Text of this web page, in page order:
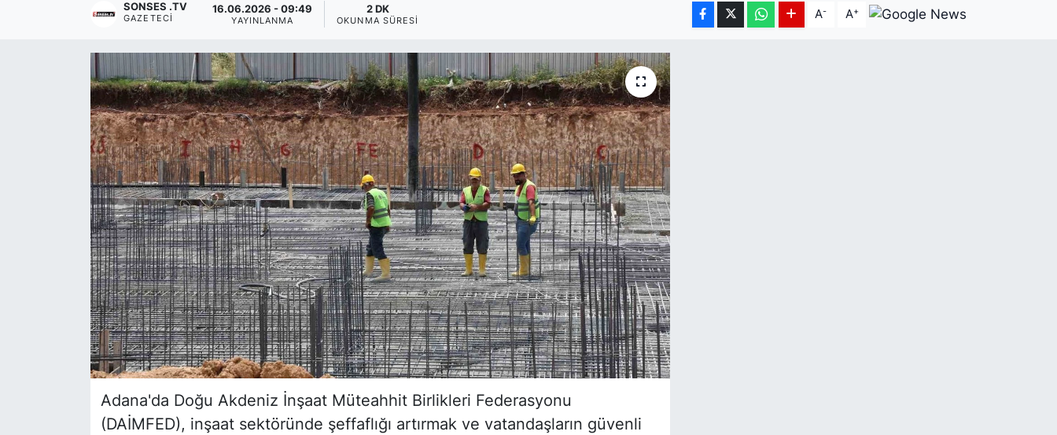
SONSES .TV
GAZETECI
16.06.2026 - 09:49
YAYINLANMA
2 DK
OKUNMA SÜRESI A- A+
Adana'da Doğu Akdeniz İnşaat Müteahhit Birlikleri Federasyonu
(DAİMFED), inşaat sektöründe şeffaflığı artırmak ve vatandaşların güvenli
YEREL HABER
Haberde insan
Tanıtım